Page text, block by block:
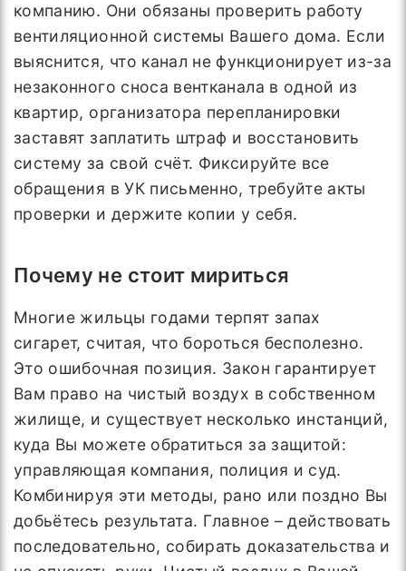
компанию. Они обязаны проверить работу
вентиляционной системы Вашего дома. Если
выяснится, что канал не функционирует из-за
незаконного сноса вентканала в одной из
квартир, организатора перепланировки
заставят заплатить штраф и восстановить
систему за свой счёт. Фиксируйте все
обращения в УК письменно, требуйте акты
проверки и держите копии у себя.
Почему не стоит мириться
Многие жильцы годами терпят запах
сигарет, считая, что бороться бесполезно.
Это ошибочная позиция. Закон гарантирует
Вам право на чистый воздух в собственном
жилище, и существует несколько инстанций,
куда Вы можете обратиться за защитой:
управляющая компания, полиция и суд.
Комбинируя эти методы, рано или поздно Вы
добьётесь результата. Главное – действовать
последовательно, собирать доказательства и